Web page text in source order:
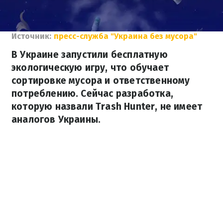
Источник: пресс-служба "Украина без мусора"
В Украине запустили бесплатную
экологическую игру, что обучает
сортировке мусора и ответственному
потреблению. Сейчас разработка,
которую назвали Trash Hunter, не имеет
аналогов Украины.